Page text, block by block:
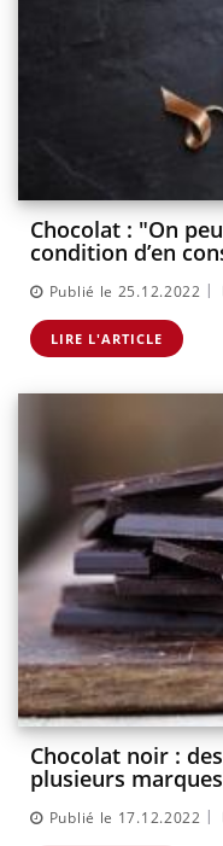
Chocolat : "On
condition d’en
Publié le 25.12.2022 |
LIRE L'ARTICLE
Chocolat noir :
plusieurs
Publié le 17.12.2022 |